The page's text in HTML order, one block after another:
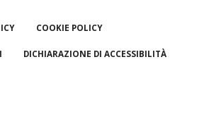
COOKIE POLICY
DICHIARAZIONE DI ACCESSIBILITÀ